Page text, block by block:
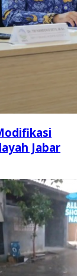
Jabar